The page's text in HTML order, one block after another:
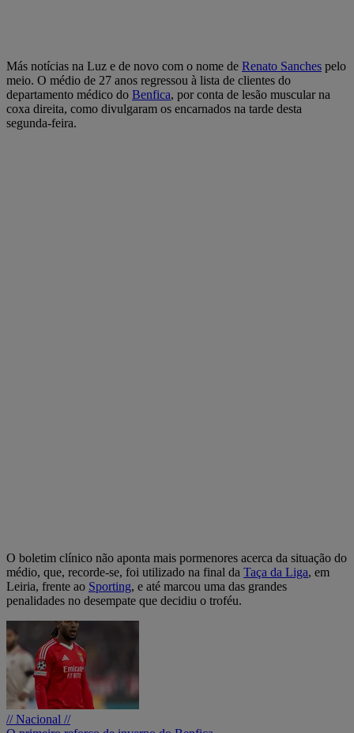
Más notícias na Luz e de novo com o nome de Renato Sanches pelo
meio. O médio de 27 anos regressou à lista de clientes do
departamento médico do Benfica, por conta de lesão muscular na
coxa direita, como divulgaram os encarnados na tarde desta
segunda-feira.
O boletim clínico não aponta mais pormenores acerca da situação do
médio, que, recorde-se, foi utilizado na final da Taça da Liga, em
Leiria, frente ao Sporting, e até marcou uma das grandes
penalidades no desempate que decidiu o troféu.
// Nacional //